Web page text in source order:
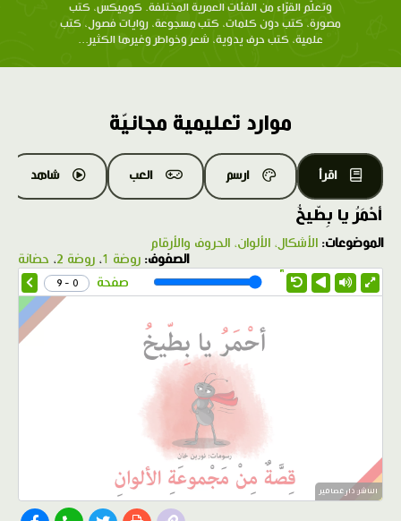
وتعلّم القرّاء من الفئات العمرية المختلفة. كوميكس، كتب
مصورة، كتب دون كلمات، كتب مسجوعة، روايات فصول، كتب
علمية، كتب حرف يدوية، شعر وخواطر وغيرها الكثير...
موارد تعليمية مجانيّة
اقرأ ارسم العب شاهد
أحْمَرُ يا بِطّيخُ
الموضوعات: الأشكال، الألوان، الحروف والأرقام
الصفوف: روضة 1 ، روضة 2 ، حضانة
1.0X
صفحة 0 - 9
الناشر: دار عصافير